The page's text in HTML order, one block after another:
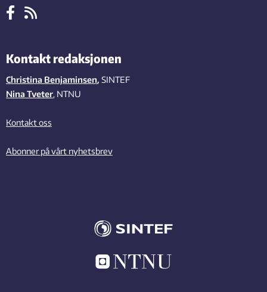
Kontakt redaksjonen
Christina Benjaminsen, SINTEF
Nina Tveter, NTNU
Kontakt oss
Abonner på vårt nyhetsbrev